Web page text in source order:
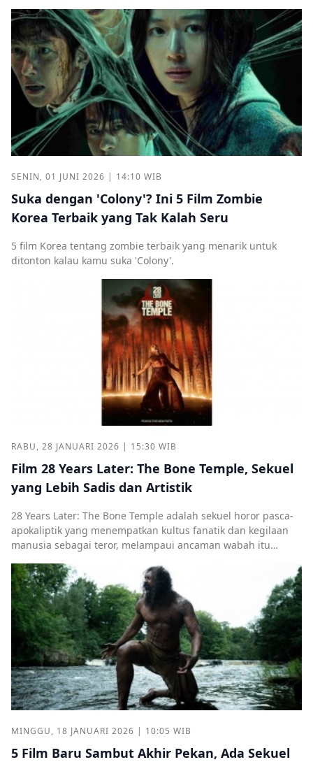
SENIN, 01 JUNI 2026 | 14:10 WIB
Suka dengan 'Colony'? Ini 5 Film Zombie
Korea Terbaik yang Tak Kalah Seru
5 film Korea tentang zombie terbaik yang menarik untuk
ditonton kalau kamu suka 'Colony'.
RABU, 28 JANUARI 2026 | 15:30 WIB
Film 28 Years Later: The Bone Temple, Sekuel
yang Lebih Sadis dan Artistik
28 Years Later: The Bone Temple adalah sekuel horor pasca-
apokaliptik yang menempatkan kultus fanatik dan kegilaan
manusia sebagai teror, melampaui ancaman wabah itu
MINGGU, 18 JANUARI 2026 | 10:05 WIB
5 Film Baru Sambut Akhir Pekan, Ada Sekuel